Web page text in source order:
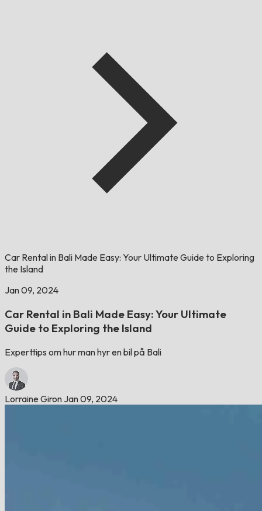
Car Rental in Bali Made Easy: Your Ultimate Guide to Exploring
the Island
Jan 09, 2024
Car Rental in Bali Made Easy: Your Ultimate
Guide to Exploring the Island
Experttips om hur man hyr en bil på Bali
Lorraine Giron Jan 09, 2024